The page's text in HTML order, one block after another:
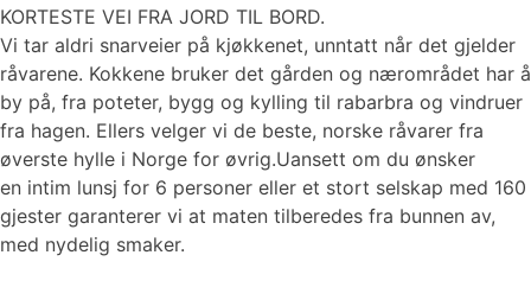
KORTESTE VEI FRA JORD TIL BORD.
Vi tar aldri snarveier på kjøkkenet, unntatt når det gjelder
råvarene. Kokkene bruker det gården og nærområdet har å
by på, fra poteter, bygg og kylling til rabarbra og vindruer
fra hagen. Ellers velger vi de beste, norske råvarer fra
øverste hylle i Norge for øvrig.Uansett om du ønsker
en intim lunsj for 6 personer eller et stort selskap med 160
gjester garanterer vi at maten tilberedes fra bunnen av,
med nydelig smaker.